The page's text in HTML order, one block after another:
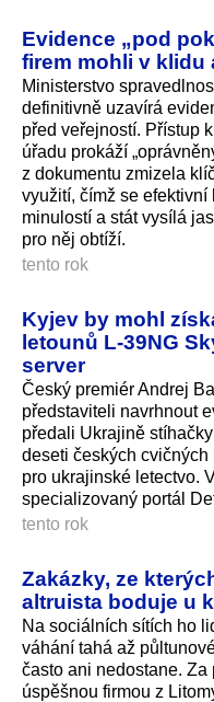
Evidence „pod
firem mohli v klidu
Ministerstvo
definitivně uzavírá
před veřejností. Přístup
úřadu prokáží
z dokumentu zmizela
využití, čímž se efektivní
minulostí a stát vysílá
pro něj obtíží.
tento rok
Kyjev by mohl
letounů L-39NG
server
Český premiér Andrej
představiteli navrhnout
předali Ukrajině
deseti českých
pro ukrajinské letectvo.
specializovaný portál
tento rok
Zakázky, ze
altruista boduje u
Na sociálních sítích ho
váhání tahá až
často ani nedostane. Za
úspěšnou firmou z